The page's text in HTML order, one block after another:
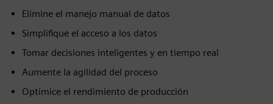
Elimine el manejo manual de datos
Simplifique el acceso a los datos
Tomar decisiones inteligentes y en tiempo real
Aumente la agilidad del proceso
Optimice el rendimiento de producción